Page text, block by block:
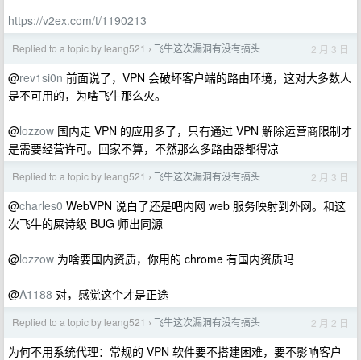
https://v2ex.com/t/1190213
Replied to a topic by leang521 › 飞牛这次漏洞有没有搞头 2 月 3 日
@rev1si0n 前面说了，VPN 会破坏客户端的路由环境，这对大多数人
是不可用的，为啥飞牛那么火。
@lozzow 国内走 VPN 的应用多了，只有通过 VPN 解除运营商限制才
是需要经营许可。回家不算，不然那么多路由器都得凉
Replied to a topic by leang521 › 飞牛这次漏洞有没有搞头 2 月 3 日
@charles0 WebVPN 说白了还是吧内网 web 服务映射到外网。和这
次飞牛的屎诗级 BUG 师出同源
@lozzow 为啥要国内资质，你用的 chrome 有国内资质吗
@A1188 对，感觉这个才是正途
Replied to a topic by leang521 › 飞牛这次漏洞有没有搞头 2 月 2 日
为何不用系统代理：常规的 VPN 软件要不搭建困难，要不影响客户